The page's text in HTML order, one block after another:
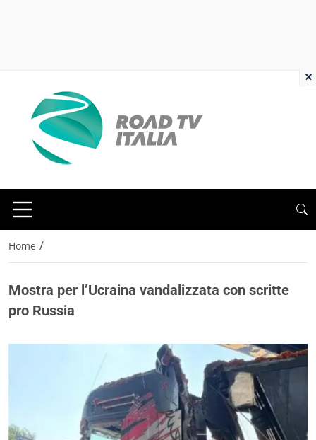
Home /
Mostra per l’Ucraina vandalizzata con scritte
pro Russia
×